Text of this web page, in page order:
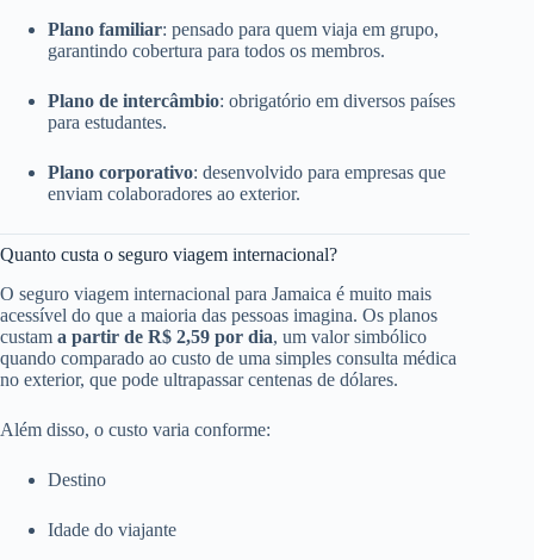
Plano familiar: pensado para quem viaja em grupo,
garantindo cobertura para todos os membros.
Plano de intercâmbio: obrigatório em diversos países
para estudantes.
Plano corporativo: desenvolvido para empresas que
enviam colaboradores ao exterior.
Quanto custa o seguro viagem internacional?
O seguro viagem internacional para Jamaica é muito mais
acessível do que a maioria das pessoas imagina. Os planos
custam a partir de R$ 2,59 por dia, um valor simbólico
quando comparado ao custo de uma simples consulta médica
no exterior, que pode ultrapassar centenas de dólares.
Além disso, o custo varia conforme:
Destino
Idade do viajante